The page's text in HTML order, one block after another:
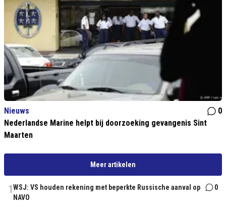
Nieuws
0
Nederlandse Marine helpt bij doorzoeking gevangenis Sint
Maarten
Meer artikelen
1WSJ: VS houden rekening met beperkte Russische aanval op
NAVO
0